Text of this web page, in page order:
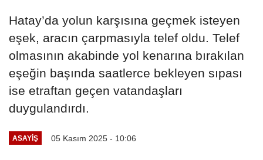
Hatay’da yolun karşısına geçmek isteyen
eşek, aracın çarpmasıyla telef oldu. Telef
olmasının akabinde yol kenarına bırakılan
eşeğin başında saatlerce bekleyen sıpası
ise etraftan geçen vatandaşları
duygulandırdı.
ASAYIŞ 05 Kasım 2025 - 10:06